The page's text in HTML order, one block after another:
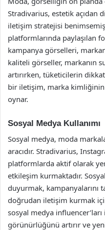
Stradivarius, estetik açıdan
iletişim stratejisi
platformlarında paylaşılan
kampanya görselleri,
kaliteli görseller, markanın
artırırken, tüketicilerin
bir iletişim, marka
oynar.
Sosyal Medya Kullanımı
Sosyal medya, moda
aracıdır. Stradivarius,
platformlarda aktif olarak
etkileşim kurmaktadır.
duyurmak, kampanyalarını
doğrudan iletişim kurmak
sosyal medya
görünürlüğünü artırır ve